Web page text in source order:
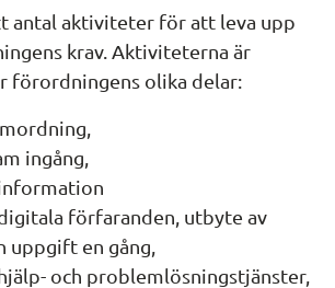
antal aktiviteter för att leva upp
krav. Aktiviteterna är
förordningens olika delar:
ingång,
förfaranden, utbyte av
uppgift en gång,
och problemlösningstjänster,